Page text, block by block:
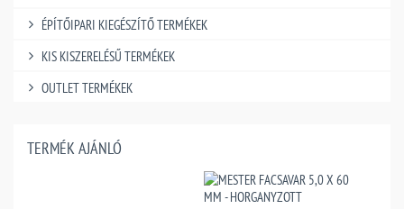
ÉPÍTŐIPARI KIEGÉSZÍTŐ TERMÉKEK
KIS KISZERELÉSŰ TERMÉKEK
OUTLET TERMÉKEK
TERMÉK AJÁNLÓ